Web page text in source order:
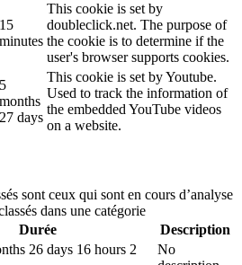
15
minutes
This cookie is set by
doubleclick.net. The purpose of
the cookie is to determine if the
user's browser supports cookies.
5
months
27 days
This cookie is set by Youtube.
Used to track the information of
the embedded YouTube videos
on a website.
sont ceux qui sont en cours d’analyse
dans une catégorie
Durée
Description
26 days 16 hours 2
No